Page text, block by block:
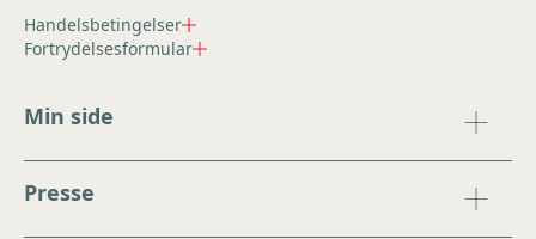
Handelsbetingelser
Fortrydelsesformular
Min side
Presse